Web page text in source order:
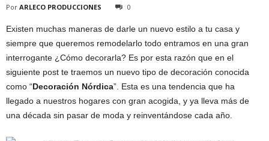
Por ARLECO PRODUCCIONES 0
Existen muchas maneras de darle un nuevo estilo a tu casa y
siempre que queremos remodelarlo todo entramos en una gran
interrogante ¿Cómo decorarla? Es por esta razón que en el
siguiente post te traemos un nuevo tipo de decoración conocida
como “Decoración Nórdica”. Esta es una tendencia que ha
llegado a nuestros hogares con gran acogida, y ya lleva más de
una década sin pasar de moda y reinventándose cada año.